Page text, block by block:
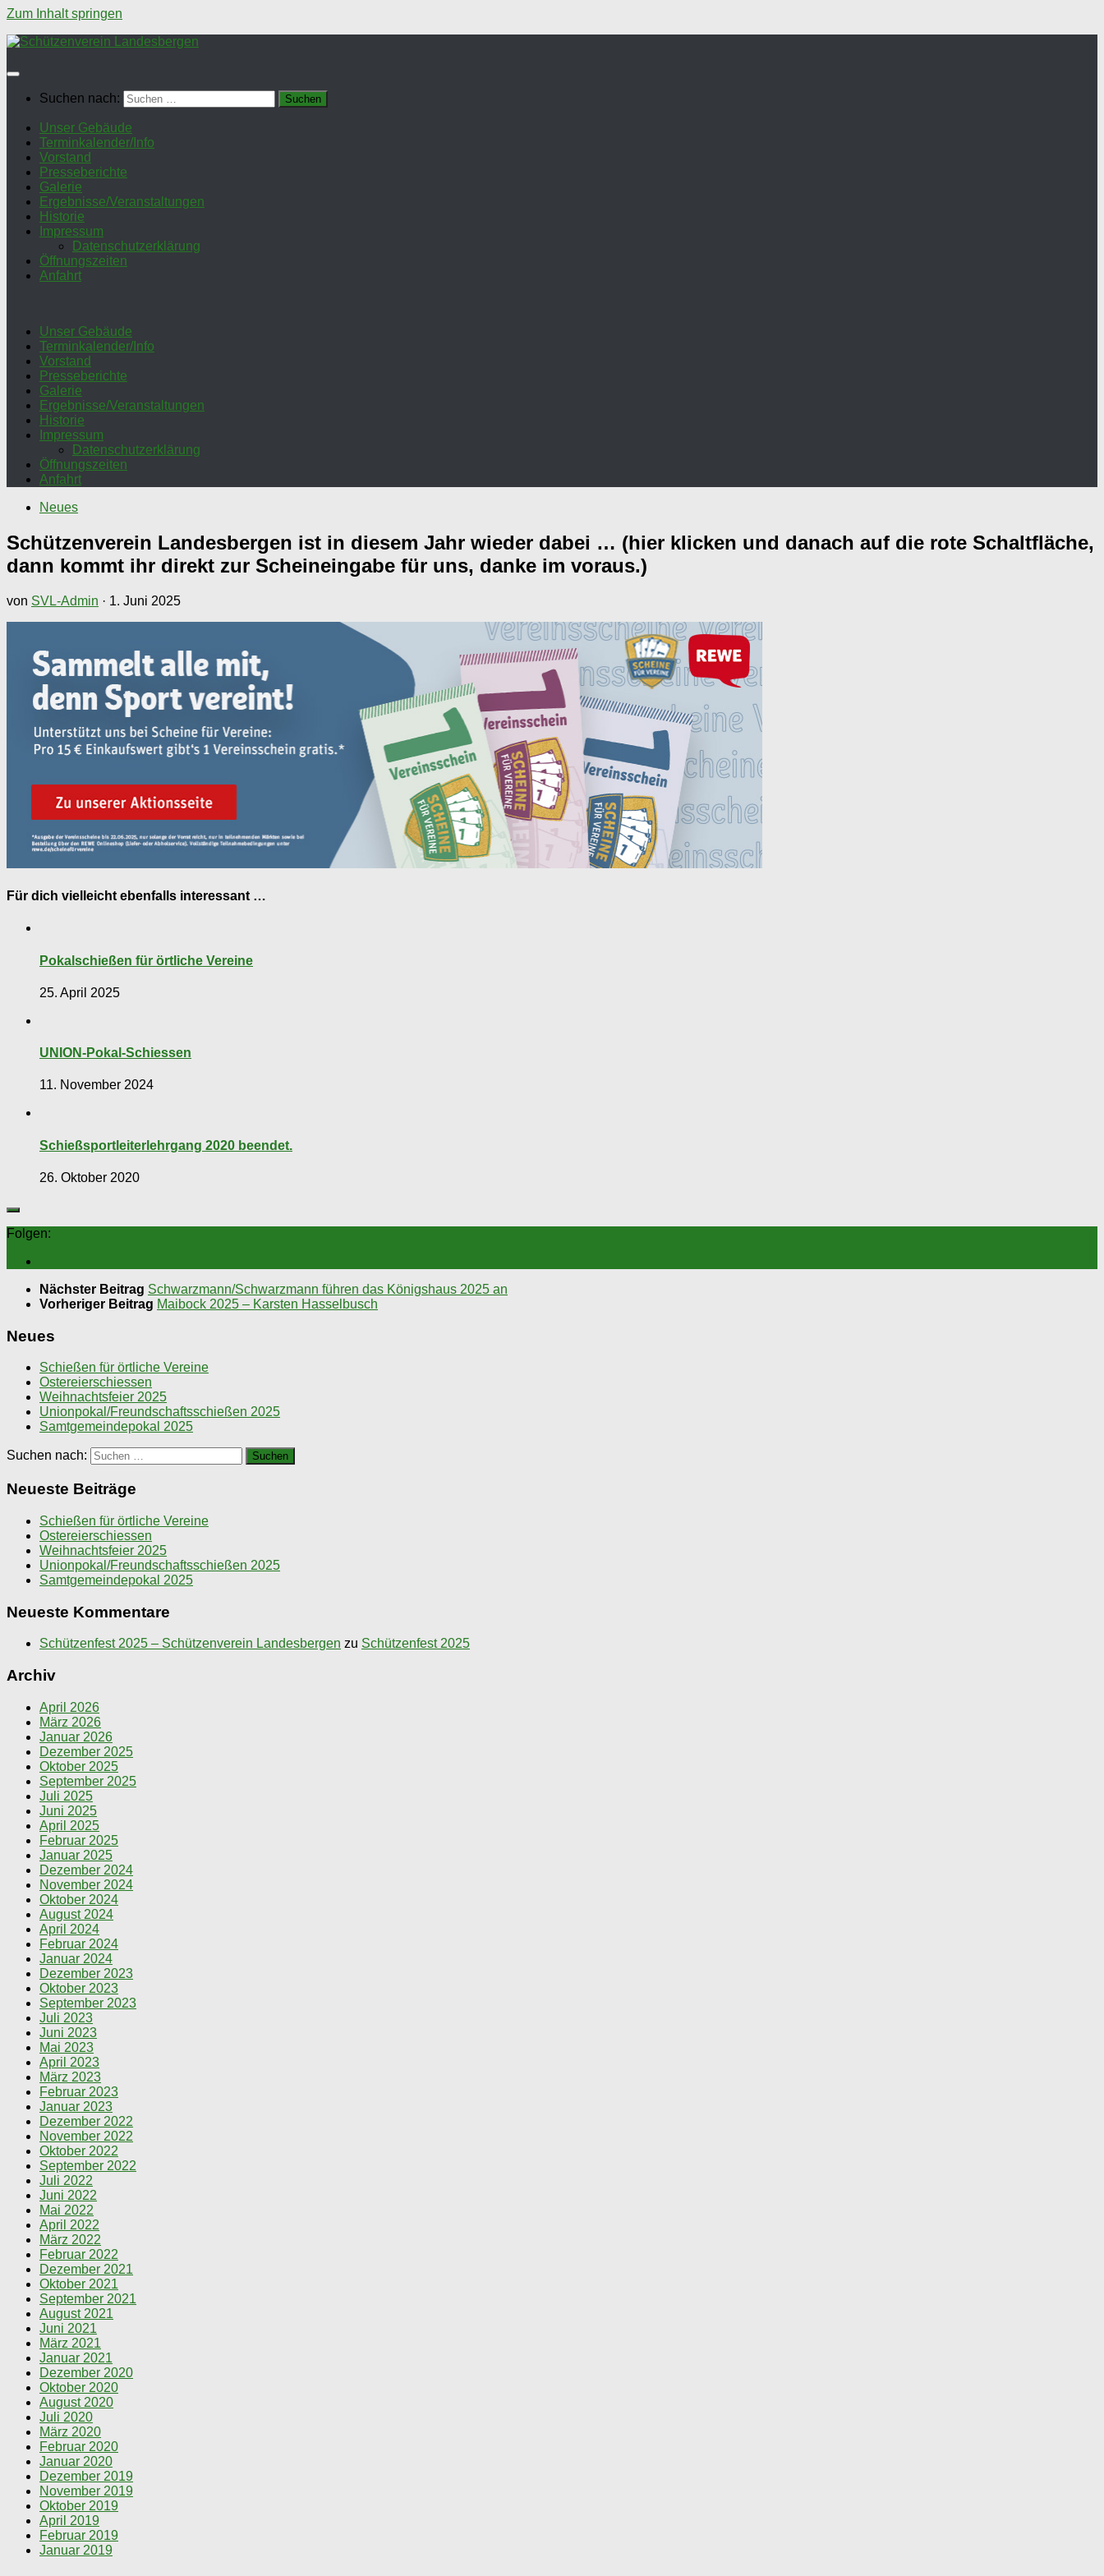
Zum Inhalt springen
Suchen nach:
Unser Gebäude
Terminkalender/Info
Vorstand
Presseberichte
Galerie
Ergebnisse/Veranstaltungen
Historie
Impressum
Datenschutzerklärung
Öffnungszeiten
Anfahrt
Unser Gebäude
Terminkalender/Info
Vorstand
Presseberichte
Galerie
Ergebnisse/Veranstaltungen
Historie
Impressum
Datenschutzerklärung
Öffnungszeiten
Anfahrt
Neues
Schützenverein Landesbergen ist in diesem Jahr wieder dabei … (hier klicken und danach auf die rote Schaltfläche,
dann kommt ihr direkt zur Scheineingabe für uns, danke im voraus.)
von SVL-Admin · 1. Juni 2025
Für dich vielleicht ebenfalls interessant …
Pokalschießen für örtliche Vereine
25. April 2025
UNION-Pokal-Schiessen
11. November 2024
Schießsportleiterlehrgang 2020 beendet.
26. Oktober 2020
Folgen:
Nächster Beitrag Schwarzmann/Schwarzmann führen das Königshaus 2025 an
Vorheriger Beitrag Maibock 2025 – Karsten Hasselbusch
Neues
Schießen für örtliche Vereine
Ostereierschiessen
Weihnachtsfeier 2025
Unionpokal/Freundschaftsschießen 2025
Samtgemeindepokal 2025
Suchen nach:
Neueste Beiträge
Schießen für örtliche Vereine
Ostereierschiessen
Weihnachtsfeier 2025
Unionpokal/Freundschaftsschießen 2025
Samtgemeindepokal 2025
Neueste Kommentare
Schützenfest 2025 – Schützenverein Landesbergen zu Schützenfest 2025
Archiv
April 2026
März 2026
Januar 2026
Dezember 2025
Oktober 2025
September 2025
Juli 2025
Juni 2025
April 2025
Februar 2025
Januar 2025
Dezember 2024
November 2024
Oktober 2024
August 2024
April 2024
Februar 2024
Januar 2024
Dezember 2023
Oktober 2023
September 2023
Juli 2023
Juni 2023
Mai 2023
April 2023
März 2023
Februar 2023
Januar 2023
Dezember 2022
November 2022
Oktober 2022
September 2022
Juli 2022
Juni 2022
Mai 2022
April 2022
März 2022
Februar 2022
Dezember 2021
Oktober 2021
September 2021
August 2021
Juni 2021
März 2021
Januar 2021
Dezember 2020
Oktober 2020
August 2020
Juli 2020
März 2020
Februar 2020
Januar 2020
Dezember 2019
November 2019
Oktober 2019
April 2019
Februar 2019
Januar 2019